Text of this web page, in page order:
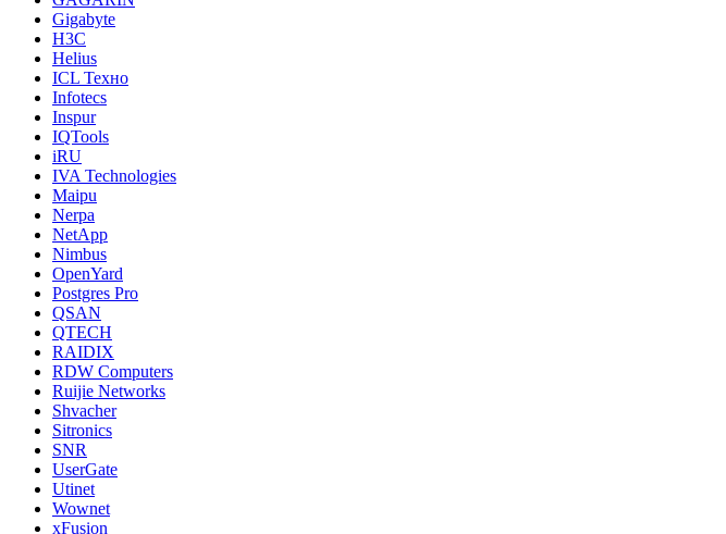
Gigabyte
H3C
Helius
ICL Техно
Infotecs
Inspur
IQTools
iRU
IVA Technologies
Maipu
Nerpa
NetApp
Nimbus
OpenYard
Postgres Pro
QSAN
QTECH
RAIDIX
RDW Computers
Ruijie Networks
Shvacher
Sitronics
SNR
UserGate
Utinet
Wownet
xFusion